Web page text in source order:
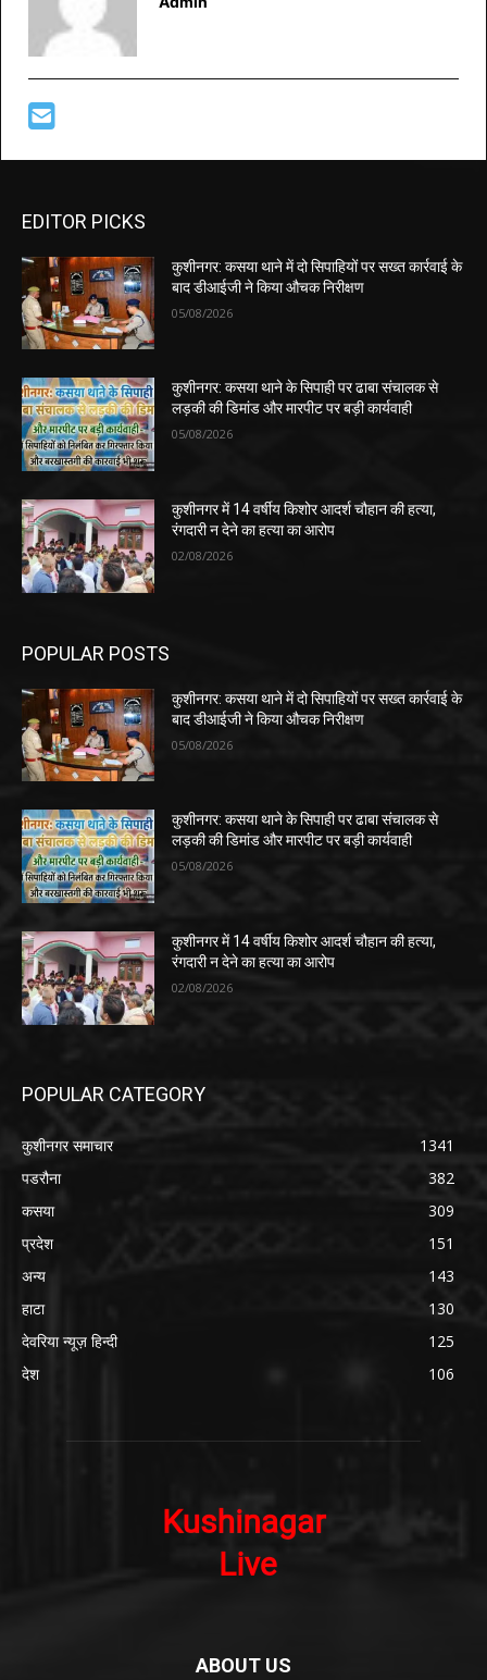
EDITOR PICKS
कुशीनगर: कसया थाने में दो सिपाहियों पर सख्त कार्रवाई के
बाद डीआईजी ने किया औचक निरीक्षण
05/08/2026
कुशीनगर: कसया थाने के सिपाही पर ढाबा संचालक से
लड़की की डिमांड और मारपीट पर बड़ी कार्यवाही
05/08/2026
कुशीनगर में 14 वर्षीय किशोर आदर्श चौहान की हत्या,
रंगदारी न देने का हत्या का आरोप
02/08/2026
POPULAR POSTS
कुशीनगर: कसया थाने में दो सिपाहियों पर सख्त कार्रवाई के
बाद डीआईजी ने किया औचक निरीक्षण
05/08/2026
कुशीनगर: कसया थाने के सिपाही पर ढाबा संचालक से
लड़की की डिमांड और मारपीट पर बड़ी कार्यवाही
05/08/2026
कुशीनगर में 14 वर्षीय किशोर आदर्श चौहान की हत्या,
रंगदारी न देने का हत्या का आरोप
02/08/2026
POPULAR CATEGORY
कुशीनगर समाचार
1341
पडरौना
382
कसया
309
प्रदेश
151
अन्य
143
हाटा
130
देवरिया न्यूज़ हिन्दी
125
देश
106
ABOUT US